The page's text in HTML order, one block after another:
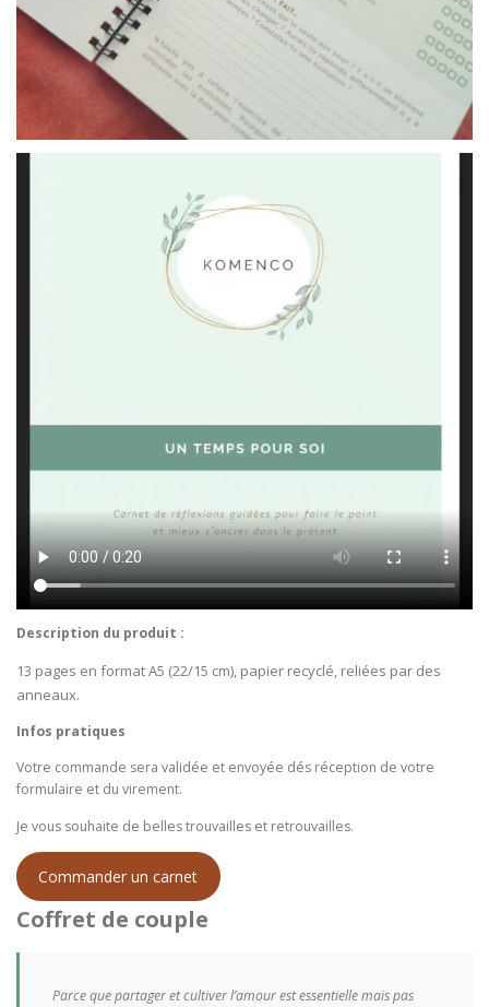
Description du produit :
13 pages en format A5 (22/15 cm), papier recyclé, reliées par des
anneaux.
Infos pratiques
Votre commande sera validée et envoyée dés réception de votre
formulaire et du virement.
Je vous souhaite de belles trouvailles et retrouvailles.
Commander un carnet
Coffret de couple
Parce que partager et cultiver l’amour est essentielle mais pas